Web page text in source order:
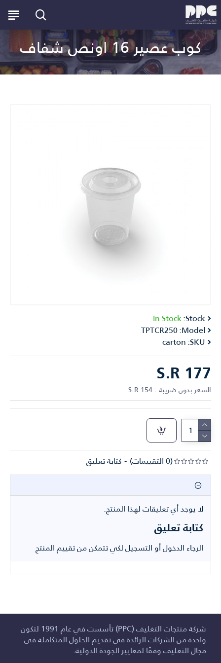
كوب عصير 16 اونص شفاف
Stock:
In Stock
Model:
TPTCR250
SKU:
carton
(0 التقييمات) - كتابة تعليق
S.R 177
السعر بدون ضريبة : S.R 154
لا يوجد أي تعليقات لهذا المنتج.
كتابة تعليق
الرجاء الدخولأو التسجيل لكي تتمكن من تقييم المنتج
شركة منتجات التغليف (PPC) تأسست في عام 1991 لتكون
واحدة من الشركات الرائدة في تقديم الحلول المتكاملة في
مجال التغليف وفقًا لمعايير الجودة الدولية.